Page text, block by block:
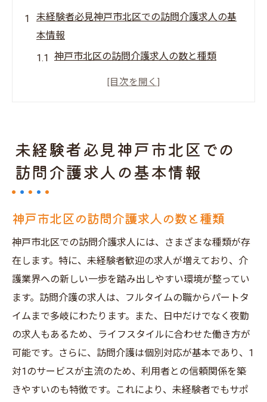
未経験者必見神戸市北区での訪問介護求人の基
本情報
神戸市北区の訪問介護求人の数と種類
未経験者が知っておくべき訪問介護の基本
神戸市北区における訪問介護の需要と供給
未経験者向け訪問介護求人の給与相場
訪問介護求人を探す際の神戸市北区の地域特性
とは
神戸市北区の地域社会と訪問介護の関連性
訪問介護求人に影響を与える神戸市北区の
人口動態
神戸市北区での訪問介護サービスの提供エ
リア
地域特性が訪問介護求人に与える影響
神戸市北区の医療施設と訪問介護求人の関
係
未経験者必見神戸市北区での
訪問介護求人の基本情報
神戸市北区の訪問介護求人の数と種類
神戸市北区での訪問介護求人には、さまざまな種類が存
在します。特に、未経験者歓迎の求人が増えており、介
護業界への新しい一歩を踏み出しやすい環境が整ってい
ます。訪問介護の求人は、フルタイムの職からパートタ
イムまで多岐にわたります。また、日中だけでなく夜勤
の求人もあるため、ライフスタイルに合わせた働き方が
可能です。さらに、訪問介護は個別対応が基本であり、1
対1のサービスが主流のため、利用者との信頼関係を築
きやすいのも特徴です。これにより、未経験者でもサポ